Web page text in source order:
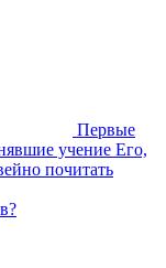
Первые
учение Его,
почитать